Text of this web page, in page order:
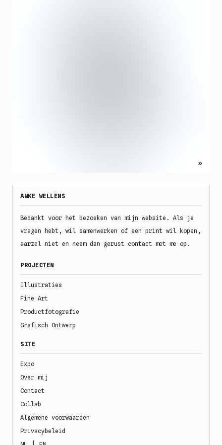
»
ANKE WELLENS
Bedankt voor het bezoeken van mijn website. Als je
vragen hebt, wil samenwerken of een print wil kopen,
aarzel niet en neem dan gerust contact met me op.
PROJECTEN
Illustraties
Fine Art
Productfotografie
Grafisch Ontwerp
SITE
Expo
Over mij
Contact
Collab
Algemene voorwaarden
Privacybeleid